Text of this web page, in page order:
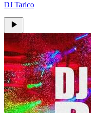
DJ Tarico